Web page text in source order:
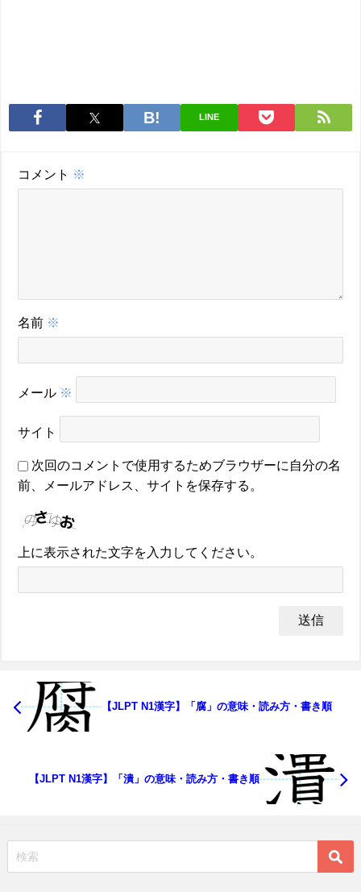
LINE
コメント ※
名前 ※
メール ※
サイト
次回のコメントで使用するためブラウザーに自分の名
前、メールアドレス、サイトを保存する。
上に表示された文字を入力してください。
【JLPT N1漢字】「腐」の意味・読み方・書き順
【JLPT N1漢字】「潰」の意味・読み方・書き順